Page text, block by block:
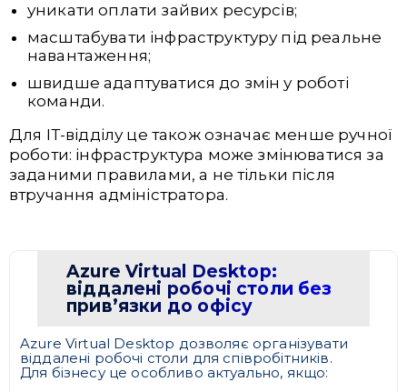
уникати оплати зайвих ресурсів;
масштабувати інфраструктуру під реальне
навантаження;
швидше адаптуватися до змін у роботі
команди.
Для ІТ-відділу це також означає менше ручної
роботи: інфраструктура може змінюватися за
заданими правилами, а не тільки після
втручання адміністратора.
Azure Virtual Desktop:
віддалені робочі столи без
прив’язки до офісу
Azure Virtual Desktop дозволяє організувати
віддалені робочі столи для співробітників.
Для бізнесу це особливо актуально, якщо: